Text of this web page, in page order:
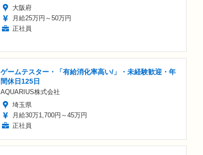
大阪府
月給25万円～50万円
正社員
ゲームテスター・「有給消化率高い/」・未経験歓迎・年
間休日125日
AQUARIUS株式会社
埼玉県
月給30万1,700円～45万円
正社員